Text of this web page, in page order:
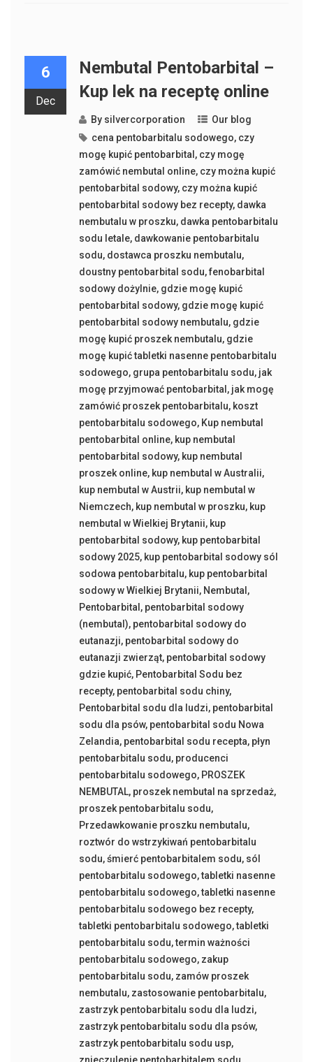
6
Dec
Nembutal Pentobarbital –
Kup lek na receptę online
By silvercorporation
Our blog
cena pentobarbitalu sodowego, czy
mogę kupić pentobarbital , czy mogę
zamówić nembutal online, czy można kupić
pentobarbital sodowy, czy można kupić
pentobarbital sodowy bez recepty, dawka
nembutalu w proszku, dawka pentobarbitalu
sodu letale, dawkowanie pentobarbitalu
sodu, dostawca proszku nembutalu,
doustny pentobarbital sodu,fenobarbital
sodowy dożylnie, gdzie mogę kupić
pentobarbital sodowy, gdzie mogę kupić
pentobarbital sodowy nembutalu, gdzie
mogę kupić proszek nembutalu, gdzie
mogę kupić tabletki nasenne pentobarbitalu
sodowego, grupa pentobarbitalu sodu, jak
mogę przyjmować pentobarbital , jak mogę
zamówić proszek pentobarbitalu, koszt
pentobarbitalu sodowego, Kup nembutal
pentobarbital online, kup nembutal
pentobarbital sodowy, kup nembutal
proszek online, kup nembutal w Australii,
kup nembutal w Austrii, kup nembutal w
Niemczech, kup nembutal w proszku, kup
nembutal w Wielkiej Brytanii, kup
pentobarbital sodowy, kup pentobarbital
sodowy 2025, kup pentobarbital sodowy sól
sodowa pentobarbitalu, kup pentobarbital
sodowy w Wielkiej Brytanii, Nembutal ,
Pentobarbital , pentobarbital sodowy
(nembutal), pentobarbital sodowy do
eutanazji, pentobarbital sodowy do
eutanazji zwierząt, pentobarbital sodowy
gdzie kupić, Pentobarbital Sodu bez
recepty, pentobarbital sodu chiny,
Pentobarbital sodu dla ludzi, pentobarbital
sodu dla psów, pentobarbital sodu Nowa
Zelandia, pentobarbital sodu recepta, płyn
pentobarbitalu sodu, producenci
pentobarbitalu sodowego, PROSZEK
NEMBUTAL, proszek nembutal na sprzedaż,
proszek pentobarbitalu sodu,
Przedawkowanie proszku nembutalu,
roztwór do wstrzykiwań pentobarbitalu
sodu,śmierć pentobarbitalem sodu, sól
pentobarbitalu sodowego,tabletki nasenne
pentobarbitalu sodowego,tabletki nasenne
pentobarbitalu sodowego bez recepty,
tabletki pentobarbitalu sodowego,tabletki
pentobarbitalu sodu,termin ważności
pentobarbitalu sodowego, zakup
pentobarbitalu sodu, zamów proszek
nembutalu, zastosowanie pentobarbitalu,
zastrzyk pentobarbitalu sodu dla ludzi,
zastrzyk pentobarbitalu sodu dla psów,
zastrzyk pentobarbitalu sodu usp,